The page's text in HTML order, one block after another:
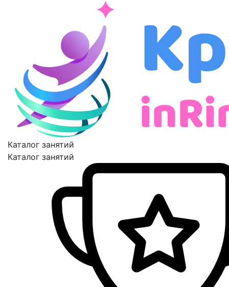
Каталог занятий
Каталог занятий